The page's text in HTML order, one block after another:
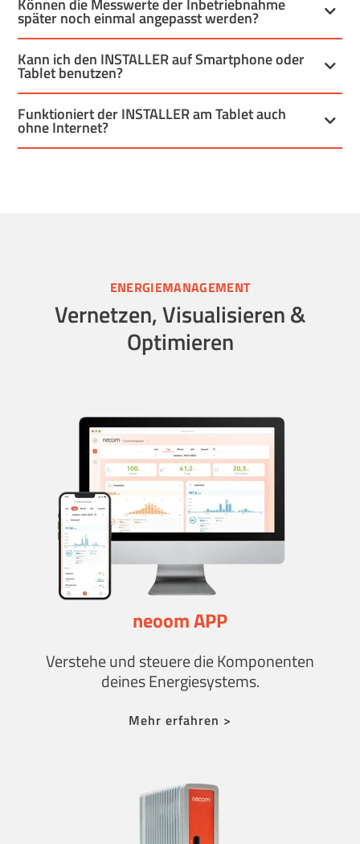
Können die Messwerte der Inbetriebnahme
später noch einmal angepasst werden?
Kann ich den INSTALLER auf Smartphone oder
Tablet benutzen?
Funktioniert der INSTALLER am Tablet auch
ohne Internet?
ENERGIEMANAGEMENT
Vernetzen, Visualisieren &
Optimieren
neoom APP
Verstehe und steuere die Komponenten
deines Energiesystems.
Mehr erfahren >